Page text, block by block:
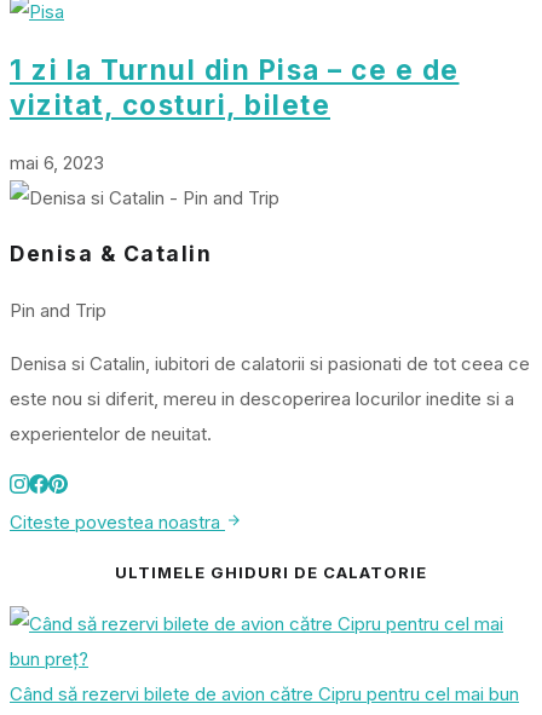
1 zi la Turnul din Pisa – ce e de
vizitat, costuri, bilete
mai 6, 2023
Denisa & Catalin
Pin and Trip
Denisa si Catalin, iubitori de calatorii si pasionati de tot ceea ce
este nou si diferit, mereu in descoperirea locurilor inedite si a
experientelor de neuitat.
Citeste povestea noastra
ULTIMELE GHIDURI DE CALATORIE
Când să rezervi bilete de avion către Cipru pentru cel mai bun